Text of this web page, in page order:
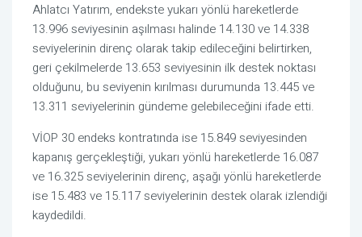
Ahlatcı Yatırım, endekste yukarı yönlü hareketlerde
13.996 seviyesinin aşılması halinde 14.130 ve 14.338
seviyelerinin direnç olarak takip edileceğini belirtirken,
geri çekilmelerde 13.653 seviyesinin ilk destek noktası
olduğunu, bu seviyenin kırılması durumunda 13.445 ve
13.311 seviyelerinin gündeme gelebileceğini ifade etti.
VİOP 30 endeks kontratında ise 15.849 seviyesinden
kapanış gerçekleştiği, yukarı yönlü hareketlerde 16.087
ve 16.325 seviyelerinin direnç, aşağı yönlü hareketlerde
ise 15.483 ve 15.117 seviyelerinin destek olarak izlendiği
kaydedildi.